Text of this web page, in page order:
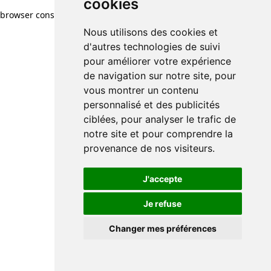
cookies
Nous utilisons des cookies et
d'autres technologies de suivi
pour améliorer votre expérience
de navigation sur notre site, pour
vous montrer un contenu
personnalisé et des publicités
ciblées, pour analyser le trafic de
notre site et pour comprendre la
provenance de nos visiteurs.
J'accepte
Je refuse
Changer mes préférences
browser console for more information)